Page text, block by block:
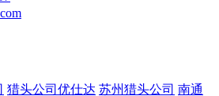
猎头公司优仕达 苏州猎头公司 南通